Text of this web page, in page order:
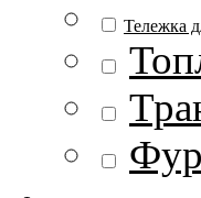
Тележка